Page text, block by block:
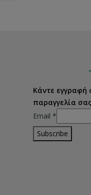
Κάντε εγγραφή
παραγγελία
Email *